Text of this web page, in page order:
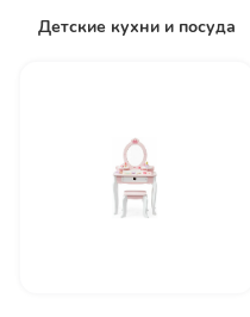
Детские кухни и посуда